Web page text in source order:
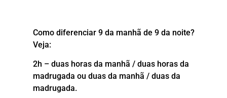
Como diferenciar 9 da manhã de 9 da noite?
Veja:
2h – duas horas da manhã / duas horas da
madrugada ou duas da manhã / duas da
madrugada.